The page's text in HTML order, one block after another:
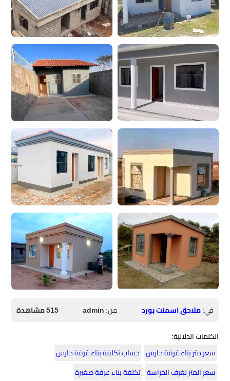
في:ملاحق اسمنت بورد من:admin
515 مشاهدة
الكلمات الدلالية:
سعر متر بناء غرفة حارس حساب تكلفة بناء غرفة حارس
سعر المتر لغرف الحراسة تكلفة بناء غرفة صغيرة